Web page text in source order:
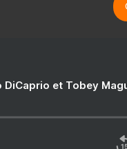
DiCaprio et Tobey